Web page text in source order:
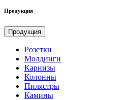
Продукция
Продукция
Розетки
Молдинги
Карнизы
Колонны
Пилястры
Камины